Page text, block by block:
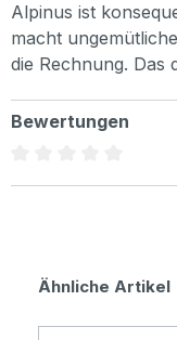
Alpinus ist
macht
die Rechnung. Das
Bewertungen
Produktgalerie
Ähnliche Artikel